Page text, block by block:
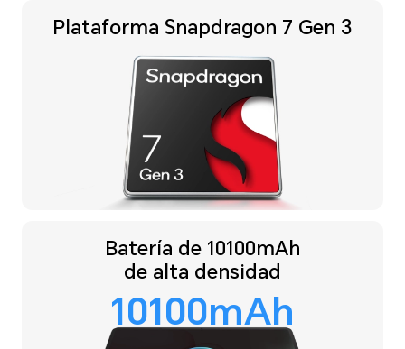
PlataformaSnapdragon 7 Gen 3
Batería de 10100mAh
de alta densidad
10100mAh